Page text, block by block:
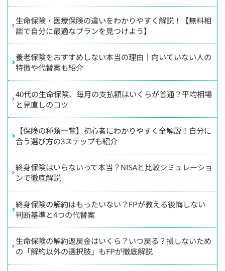
生命保険・医療保険の違いをわかりやすく解説！【無料相
談で自分に最適なプランを見つけよう】
養老保険をおすすめしない本当の理由｜向いていない人の
特徴や代替案も紹介
40代の生命保険、毎月の支払額はいくらが普通？平均相場
と見直しのコツ
【保険の種類一覧】初心者にわかりやすく全解説！自分に
合う選び方の3ステップも紹介
終身保険はいらないって本当？NISAと比較シミュレーショ
ンで徹底解説
終身保険の解約はもったいない？FPが教える後悔しない
判断基準と4つの代替案
生命保険の解約返戻金はいくら？いつ戻る？損しないため
の「解約以外の選択肢」もFPが徹底解説